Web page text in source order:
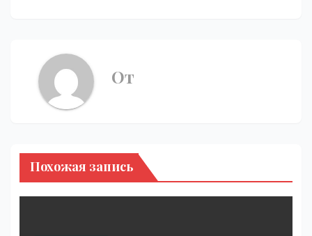
От
Похожая запись